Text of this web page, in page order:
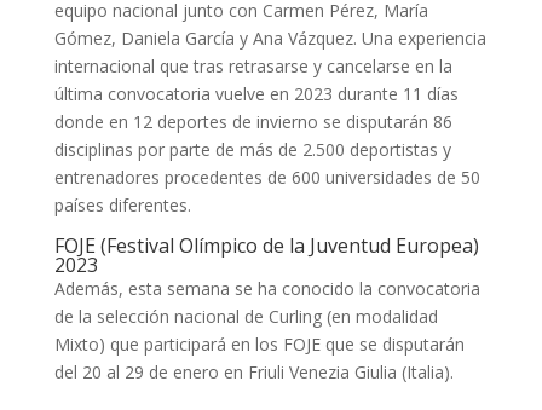
equipo nacional junto con Carmen Pérez, María
Gómez, Daniela García y Ana Vázquez. Una experiencia
internacional que tras retrasarse y cancelarse en la
última convocatoria vuelve en 2023 durante 11 días
donde en 12 deportes de invierno se disputarán 86
disciplinas por parte de más de 2.500 deportistas y
entrenadores procedentes de 600 universidades de 50
países diferentes.
FOJE (Festival Olímpico de la Juventud Europea)
2023
Además, esta semana se ha conocido la convocatoria
de la selección nacional de Curling (en modalidad
Mixto) que participará en los FOJE que se disputarán
del 20 al 29 de enero en Friuli Venezia Giulia (Italia).